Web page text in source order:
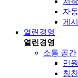
자
게
열린경영
열린경영
소통 공간
민
칭